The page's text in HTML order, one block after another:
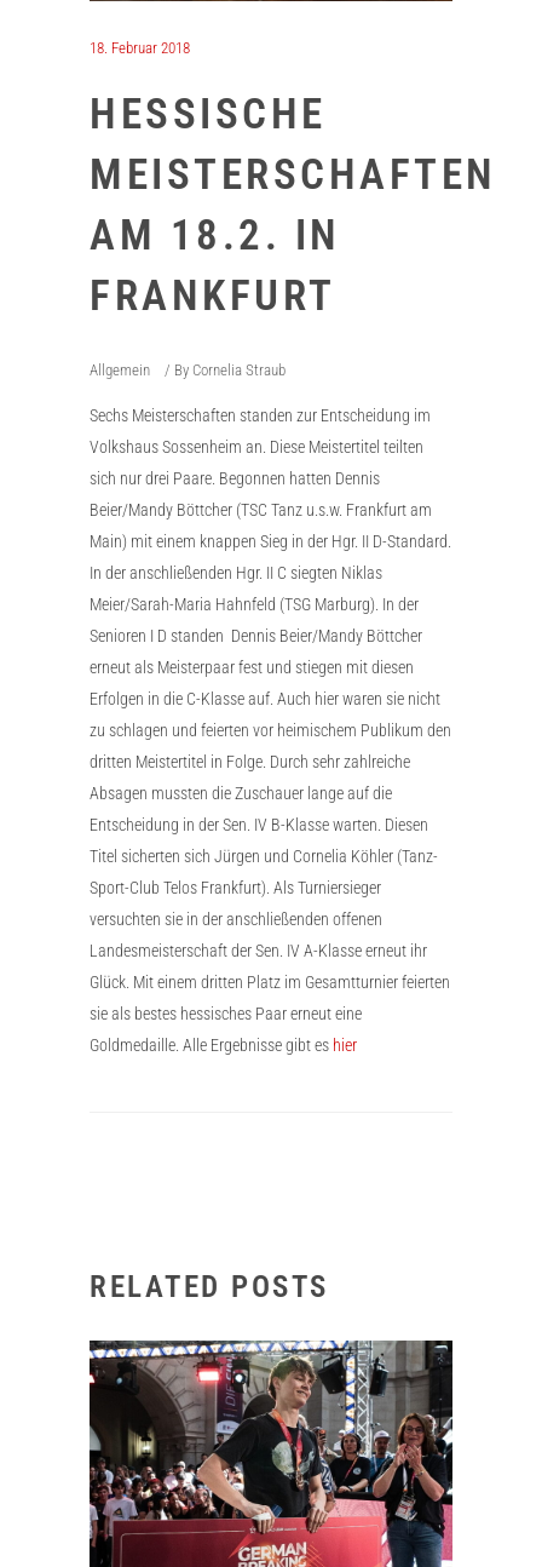
18. Februar 2018
HESSISCHE
MEISTERSCHAFTEN
AM 18.2. IN
FRANKFURT
Allgemein By Cornelia Straub
Sechs Meisterschaften standen zur Entscheidung im
Volkshaus Sossenheim an. Diese Meistertitel teilten
sich nur drei Paare. Begonnen hatten Dennis
Beier/Mandy Böttcher (TSC Tanz u.s.w. Frankfurt am
Main) mit einem knappen Sieg in der Hgr. II D-Standard.
In der anschließenden Hgr. II C siegten Niklas
Meier/Sarah-Maria Hahnfeld (TSG Marburg). In der
Senioren I D standen Dennis Beier/Mandy Böttcher
erneut als Meisterpaar fest und stiegen mit diesen
Erfolgen in die C-Klasse auf. Auch hier waren sie nicht
zu schlagen und feierten vor heimischem Publikum den
dritten Meistertitel in Folge. Durch sehr zahlreiche
Absagen mussten die Zuschauer lange auf die
Entscheidung in der Sen. IV B-Klasse warten. Diesen
Titel sicherten sich Jürgen und Cornelia Köhler (Tanz-
Sport-Club Telos Frankfurt). Als Turniersieger
versuchten sie in der anschließenden offenen
Landesmeisterschaft der Sen. IV A-Klasse erneut ihr
Glück. Mit einem dritten Platz im Gesamtturnier feierten
sie als bestes hessisches Paar erneut eine
Goldmedaille. Alle Ergebnisse gibt es hier
RELATED POSTS